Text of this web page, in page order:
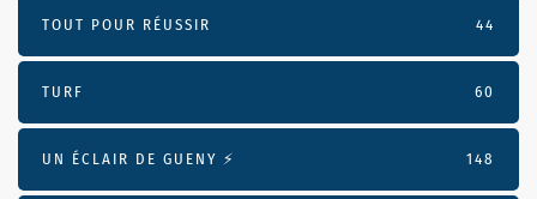
TOUT POUR RÉUSSIR 44
TURF 60
UN ÉCLAIR DE GUENY ⚡️ 148